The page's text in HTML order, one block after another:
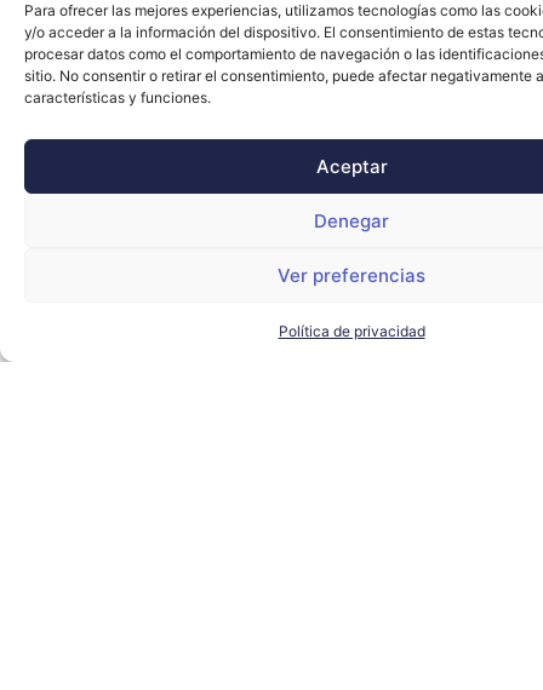
Para ofrecer las mejores experiencias, utilizamos tecnologías como las
y/o acceder a la información del dispositivo. El consentimiento de estas
procesar datos como el comportamiento de navegación o las
sitio. No consentir o retirar el consentimiento, puede afectar negativamente
características y funciones.
Aceptar
Denegar
Ver preferencias
Política de privacidad